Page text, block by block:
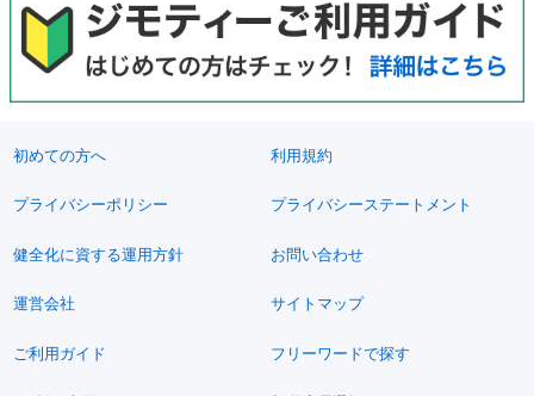
初めての方へ 利用規約
プライバシーポリシー プライバシーステートメント
健全化に資する運用方針 お問い合わせ
運営会社 サイトマップ
ご利用ガイド フリーワードで探す